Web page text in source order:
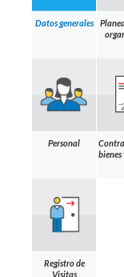
Datos generales
Personal
bienes
Registro de
Visitas